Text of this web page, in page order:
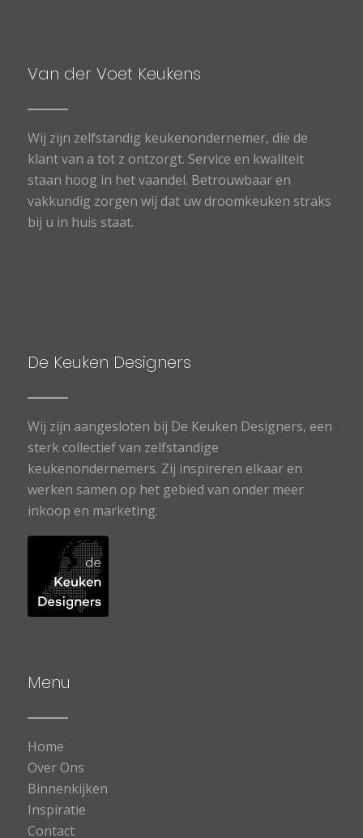
Van der Voet Keukens
Wij zijn zelfstandig keukenondernemer, die de
klant van a tot z ontzorgt. Service en kwaliteit
staan hoog in het vaandel. Betrouwbaar en
vakkundig zorgen wij dat uw droomkeuken straks
bij u in huis staat.
De Keuken Designers
Wij zijn aangesloten bij De Keuken Designers, een
sterk collectief van zelfstandige
keukenondernemers. Zij inspireren elkaar en
werken samen op het gebied van onder meer
inkoop en marketing.
Menu
Home
Over Ons
Binnenkijken
Inspiratie
Contact